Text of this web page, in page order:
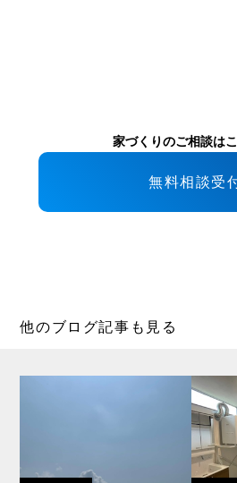
家づくりのご相談は
無料相談受
他のブログ記事も見る